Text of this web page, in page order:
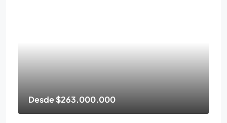
Desde$263.000.000